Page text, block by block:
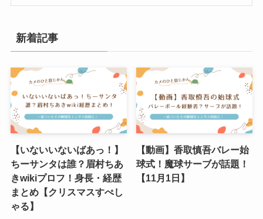
新着記事
【いないいないばあっ！】
ちーサンタは誰？眉村ちあ
きwikiプロフ！身長・経歴
まとめ【クリスマスすぺし
ゃる】
【動画】香取慎吾バレー始
球式！魔球サーブが話題！
【11月1日】